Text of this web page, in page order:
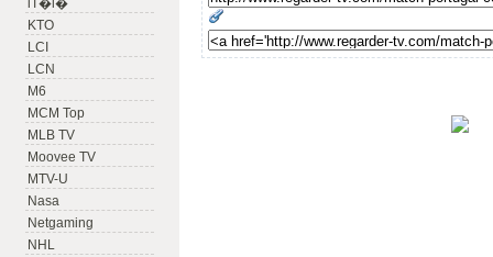
iT�l�
KTO
LCI
LCN
M6
MCM Top
MLB TV
Moovee TV
MTV-U
Nasa
Netgaming
NHL